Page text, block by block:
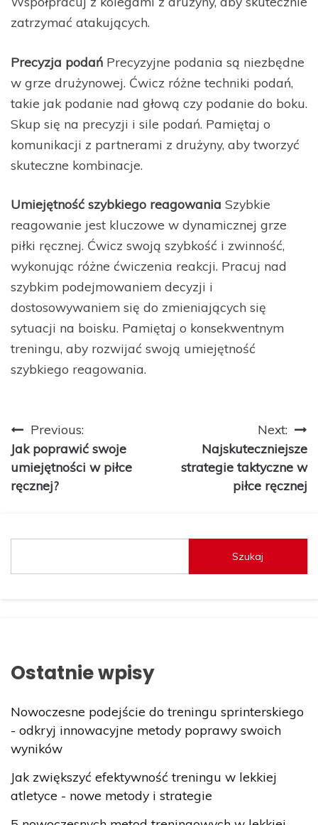
zatrzymać atakujących.
Precyzja podań Precyzyjne podania są niezbędne
w grze drużynowej. Ćwicz różne techniki podań,
takie jak podanie nad głową czy podanie do boku.
Skup się na precyzji i sile podań. Pamiętaj o
komunikacji z partnerami z drużyny, aby tworzyć
skuteczne kombinacje.
Umiejętność szybkiego reagowania Szybkie
reagowanie jest kluczowe w dynamicznej grze
piłki ręcznej. Ćwicz swoją szybkość i zwinność,
wykonując różne ćwiczenia reakcji. Pracuj nad
szybkim podejmowaniem decyzji i
dostosowywaniem się do zmieniających się
sytuacji na boisku. Pamiętaj o konsekwentnym
treningu, aby rozwijać swoją umiejętność
szybkiego reagowania.
Nawigacja
wpisu
Previous:
Jak poprawić swoje
umiejętności w piłce
ręcznej?
Next:
Najskuteczniejsze
strategie taktyczne w
piłce ręcznej
Szukaj
Ostatnie wpisy
Nowoczesne podejście do treningu sprinterskiego
- odkryj innowacyjne metody poprawy swoich
wyników
Jak zwiększyć efektywność treningu w lekkiej
atletyce - nowe metody i strategie